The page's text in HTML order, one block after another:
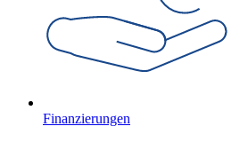
Finanzierungen